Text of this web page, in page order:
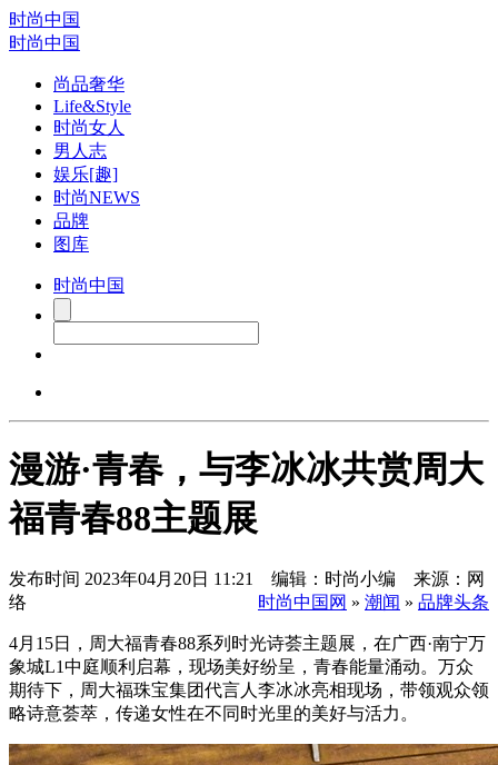
时尚中国
时尚中国
尚品奢华
Life&Style
时尚女人
男人志
娱乐[趣]
时尚NEWS
品牌
图库
时尚中国
漫游·青春，与李冰冰共赏周大
福青春88主题展
发布时间 2023年04月20日 11:21 编辑：时尚小编 来源：网
络
时尚中国网 » 潮闻 » 品牌头条
4月15日，周大福青春88系列时光诗荟主题展，在广西·南宁万
象城L1中庭顺利启幕，现场美好纷呈，青春能量涌动。万众
期待下，周大福珠宝集团代言人李冰冰亮相现场，带领观众领
略诗意荟萃，传递女性在不同时光里的美好与活力。